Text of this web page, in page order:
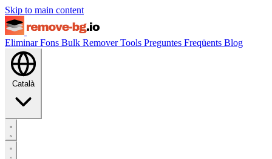
Skip to main content
Eliminar Fons Bulk RemoverTools Preguntes Freqüents Blog
Català